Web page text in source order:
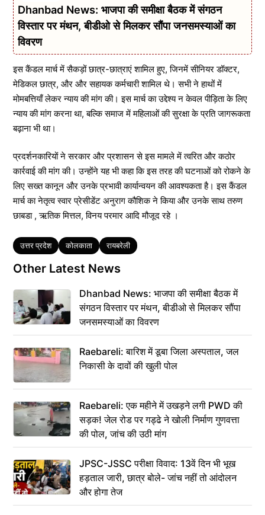
Dhanbad News: भाजपा की समीक्षा बैठक में संगठन
विस्तार पर मंथन, बीडीओ से मिलकर सौंपा जनसमस्याओं का
विवरण
इस कैंडल मार्च में सैकड़ों छात्र-छात्राएं शामिल हुए, जिनमें सीनियर डॉक्टर,
मेडिकल छात्र, और और सहायक कर्मचारी शामिल थे। सभी ने हाथों में
मोमबत्तियाँ लेकर न्याय की मांग की। इस मार्च का उद्देश्य न केवल पीड़िता के लिए
न्याय की मांग करना था, बल्कि समाज में महिलाओं की सुरक्षा के प्रति जागरूकता
बढ़ाना भी था।
प्रदर्शनकारियों ने सरकार और प्रशासन से इस मामले में त्वरित और कठोर
कार्रवाई की मांग की। उन्होंने यह भी कहा कि इस तरह की घटनाओं को रोकने के
लिए सख्त कानून और उनके प्रभावी कार्यान्वयन की आवश्यकता है। इस कैंडल
मार्च का नेतृत्व स्वार प्रेसीडेंट अनुराग कौशिक ने किया और उनके साथ तरुण
छाबडा , ऋतिक मित्तल, विनय परमार आदि मौजूद रहे ।
Tags
उत्तर प्रदेश कोलकाता रायबरेली
Other Latest News
Dhanbad News: भाजपा की समीक्षा बैठक में
संगठन विस्तार पर मंथन, बीडीओ से मिलकर सौंपा
जनसमस्याओं का विवरण
Raebareli: बारिश में डूबा जिला अस्पताल, जल
निकासी के दावों की खुली पोल
Raebareli: एक महीने में उखड़ने लगी PWD की
सड़क! जेल रोड पर गड्ढे ने खोली निर्माण गुणवत्ता
की पोल, जांच की उठी मांग
JPSC-JSSC परीक्षा विवाद: 13वें दिन भी भूख
हड़ताल जारी, छात्र बोले- जांच नहीं तो आंदोलन
और होगा तेज